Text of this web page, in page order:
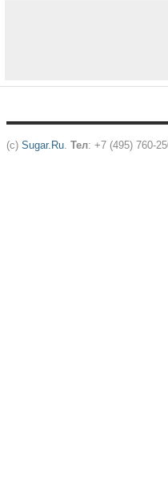
(c) Sugar.Ru. Тел: +7 (495) 760-